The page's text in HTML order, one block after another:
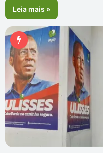
Leia mais »